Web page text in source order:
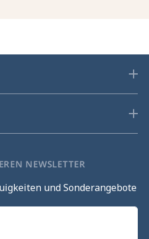
NEWSLETTER
und Sonderangebote